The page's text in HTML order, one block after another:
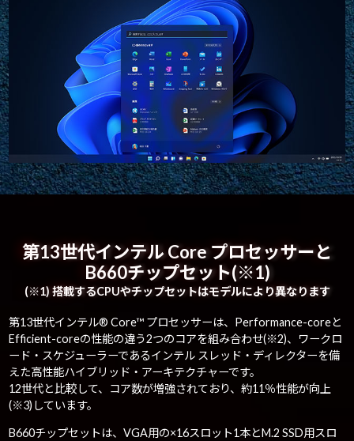
第13世代インテル Core プロセッサーと
B660チップセット(※1)
(※1) 搭載するCPUやチップセットはモデルにより異なります
第13世代インテル® Core™ プロセッサーは、Performance-coreと
Efficient-coreの性能の違う2つのコアを組み合わせ(※2)、ワークロ
ード・スケジューラーであるインテル スレッド・ディレクターを備
えた高性能ハイブリッド・アーキテクチャーです。
12世代と比較して、コア数が増強されており、約11％性能が向上
(※3)しています。
B660チップセットは、VGA用の×16スロット1本とM.2 SSD用スロ